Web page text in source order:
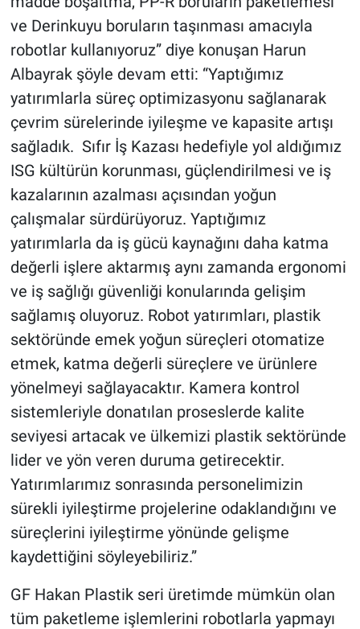
ve Derinkuyu boruların taşınması amacıyla
robotlar kullanıyoruz” diye konuşan Harun
Albayrak şöyle devam etti: “Yaptığımız
yatırımlarla süreç optimizasyonu sağlanarak
çevrim sürelerinde iyileşme ve kapasite artışı
sağladık. Sıfır İş Kazası hedefiyle yol aldığımız
ISG kültürün korunması, güçlendirilmesi ve iş
kazalarının azalması açısından yoğun
çalışmalar sürdürüyoruz. Yaptığımız
yatırımlarla da iş gücü kaynağını daha katma
değerli işlere aktarmış aynı zamanda ergonomi
ve iş sağlığı güvenliği konularında gelişim
sağlamış oluyoruz. Robot yatırımları, plastik
sektöründe emek yoğun süreçleri otomatize
etmek, katma değerli süreçlere ve ürünlere
yönelmeyi sağlayacaktır. Kamera kontrol
sistemleriyle donatılan proseslerde kalite
seviyesi artacak ve ülkemizi plastik sektöründe
lider ve yön veren duruma getirecektir.
Yatırımlarımız sonrasında personelimizin
sürekli iyileştirme projelerine odaklandığını ve
süreçlerini iyileştirme yönünde gelişme
kaydettiğini söyleyebiliriz.”
GF Hakan Plastik seri üretimde mümkün olan
tüm paketleme işlemlerini robotlarla yapmayı